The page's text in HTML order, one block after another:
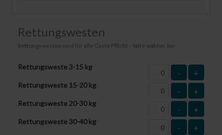
Rettungswesten
Rettungswesten sind für alle Gäste Pflicht – bitte wählen Sie:
Rettungsweste 3-15 kg
- +
Rettungsweste 15-20 kg
- +
Rettungsweste 20-30 kg
- +
Rettungsweste 30-40 kg
- +